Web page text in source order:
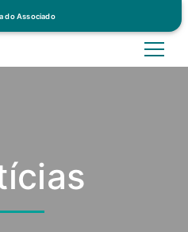
do Associado